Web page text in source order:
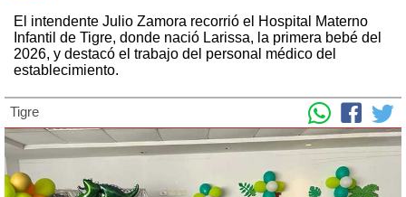
El intendente Julio Zamora recorrió el Hospital Materno
Infantil de Tigre, donde nació Larissa, la primera bebé del
2026, y destacó el trabajo del personal médico del
establecimiento.
Tigre